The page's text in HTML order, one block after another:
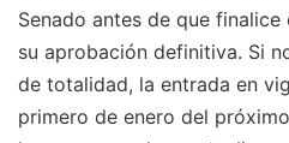
Senado antes de que
su aprobación definitiva. Si
de totalidad, la entrada en
primero de enero del